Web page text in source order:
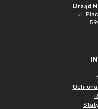
Urząd
ul.